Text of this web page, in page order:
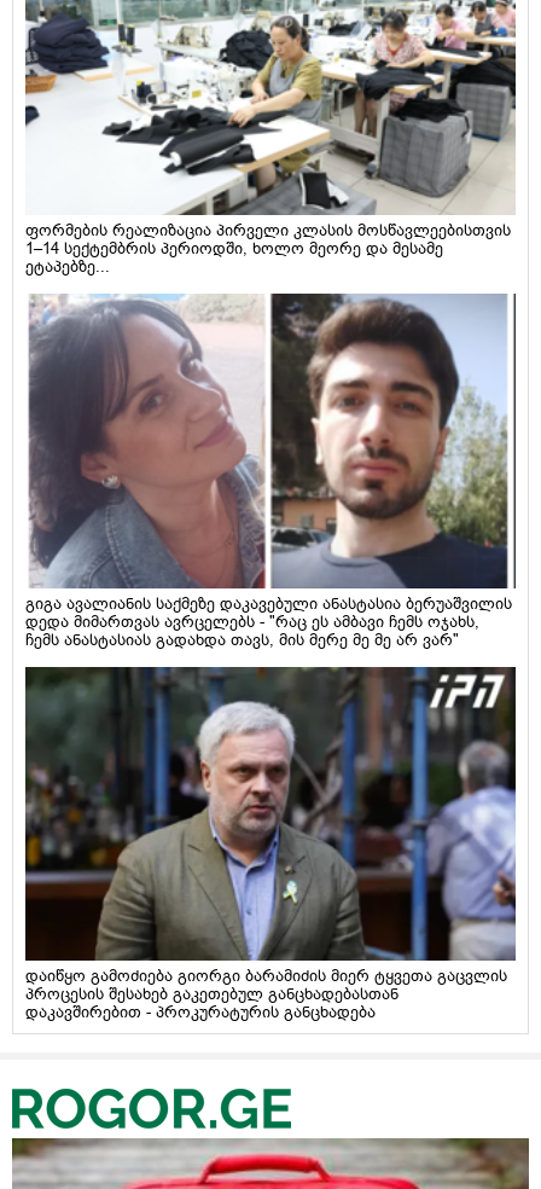
ფორმების რეალიზაცია პირველი კლასის მოსწავლეებისთვის
1–14 სექტემბრის პერიოდში, ხოლო მეორე და მესამე
ეტაპებზე...
გიგა ავალიანის საქმეზე დაკავებული ანასტასია ბერუაშვილის
დედა მიმართვას ავრცელებს - "რაც ეს ამბავი ჩემს ოჯახს,
ჩემს ანასტასიას გადახდა თავს, მის მერე მე მე არ ვარ"
დაიწყო გამოძიება გიორგი ბარამიძის მიერ ტყვეთა გაცვლის
პროცესის შესახებ გაკეთებულ განცხადებასთან
დაკავშირებით - პროკურატურის განცხადება